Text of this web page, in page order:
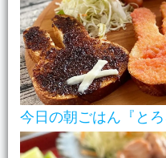
今日の朝ごはん『と